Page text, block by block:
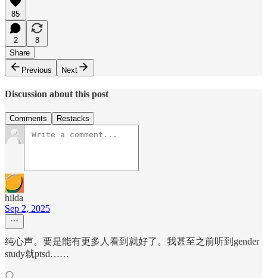
85
2
8
Share
Previous
Next
Discussion about this post
Comments Restacks
hilda
Sep 2, 2025
纯心声。要是能有更多人看到就好了。我甚至之前听到gender
study就ptsd……